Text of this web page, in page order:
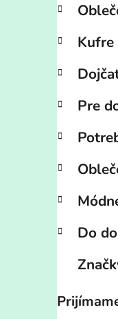
Kufre
Pre
Do